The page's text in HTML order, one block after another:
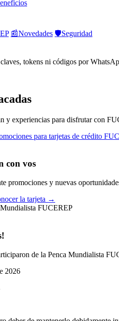
📰Novedades 🛡️Seguridad
tokens ni códigos por
y experiencias para disfrutar con
con vos
promociones y nuevas
la tarjeta →
de la Penca Mundialista
2026